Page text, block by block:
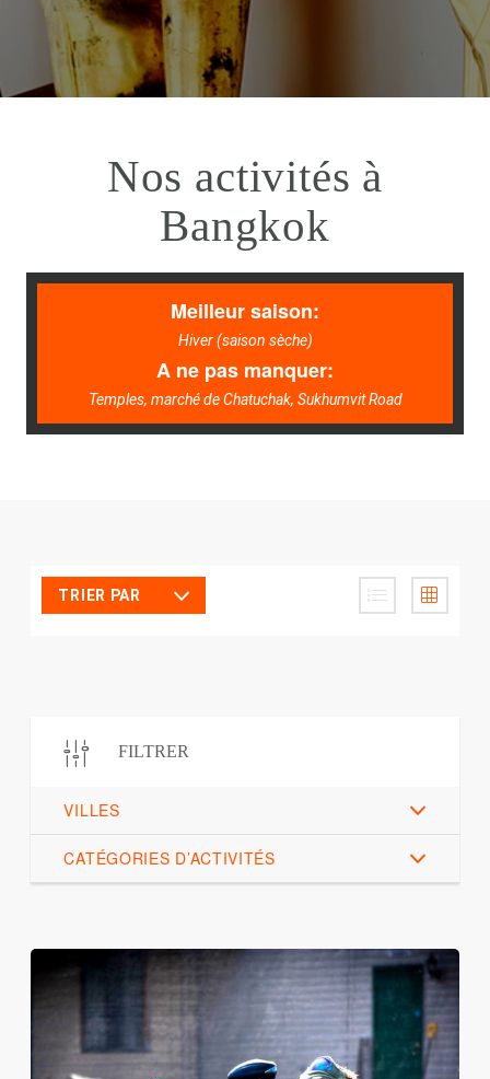
Nos activités à
Bangkok
Meilleur saison:
Hiver (saison sèche)
A ne pas manquer:
Temples, marché de Chatuchak, Sukhumvit Road
FILTRER
VILLES
CATÉGORIES D’ACTIVITÉS
TRIER PAR